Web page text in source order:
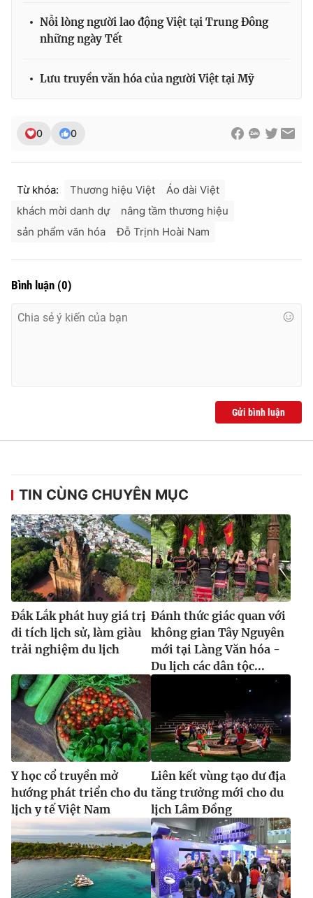
Nỗi lòng người lao động Việt tại Trung Đông
những ngày Tết
Lưu truyền văn hóa của người Việt tại Mỹ
0 0
Từ khóa: Thương hiệu Việt
Áo dài Việt
khách mời danh dự
nâng tầm thương hiệu
sản phẩm văn hóa
Đỗ Trịnh Hoài Nam
Bình luận (0)
Gửi bình luận
TIN CÙNG CHUYÊN MỤC
Đắk Lắk phát huy giá trị
di tích lịch sử, làm giàu
trải nghiệm du lịch
Đánh thức giác quan với
không gian Tây Nguyên
mới tại Làng Văn hóa -
Du lịch các dân tộc...
Y học cổ truyền mở
hướng phát triển cho du
lịch y tế Việt Nam
Liên kết vùng tạo dư địa
tăng trưởng mới cho du
lịch Lâm Đồng